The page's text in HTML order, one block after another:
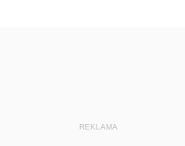
REKLAMA